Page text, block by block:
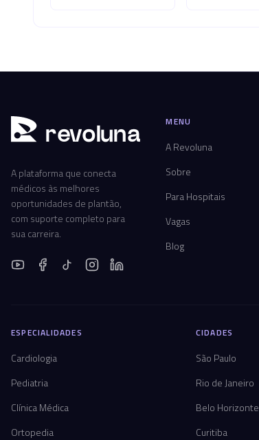
revoluna
A plataforma que conecta
médicos às melhores
oportunidades de plantão,
com suporte completo para
sua carreira.
MENU
A Revoluna
Sobre
Para Hospitais
Vagas
Blog
ESPECIALIDADES
Cardiologia
Pediatria
Clínica Médica
Ortopedia
CIDADES
São Paulo
Rio de Janeiro
Belo Horizonte
Curitiba